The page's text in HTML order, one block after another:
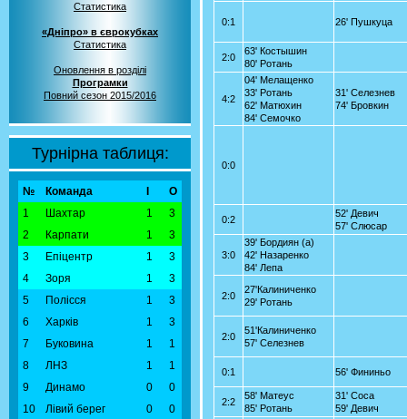
Статистика
«Дніпро» в єврокубках
Статистика
Оновлення в розділі
Програмки
Повний сезон 2015/2016
Турнірна таблиця:
№ Команда
О
1
Шахтар 1
3
2
Карпати 1
3
3
Епіцентр 1
3
4
Зоря 1
3
5
Полісся 1
3
6
Харків 1
3
7
Буковина 1
1
8
ЛНЗ 1
1
9
Динамо 0
0
10
Лівий берег 0
0
0:1 26' Пушкуца
2:0
63' Костышин
80' Ротань
4:2
04' Мелащенко
33' Ротань
62' Матюхин
84' Семочко
31' Селезнев
74' Бровкин
0:0
0:2
52' Девич
57' Слюсар
3:0
39' Бордиян (а)
42' Назаренко
84' Лепа
2:0
27'Калиниченко
29' Ротань
2:0
51'Калиниченко
57' Селезнев
0:1 56' Фининьо
2:2
58' Матеус
85' Ротань
31' Соса
59' Девич